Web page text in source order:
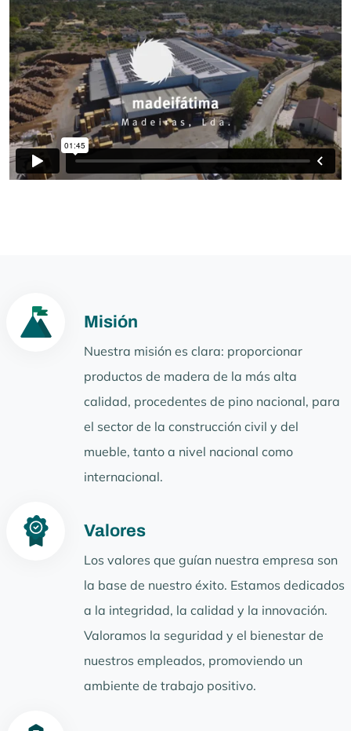
Misión
Nuestra misión es clara: proporcionar
productos de madera de la más alta
calidad, procedentes de pino nacional, para
el sector de la construcción civil y del
mueble, tanto a nivel nacional como
internacional.
Valores
Los valores que guían nuestra empresa son
la base de nuestro éxito. Estamos dedicados
a la integridad, la calidad y la innovación.
Valoramos la seguridad y el bienestar de
nuestros empleados, promoviendo un
ambiente de trabajo positivo.